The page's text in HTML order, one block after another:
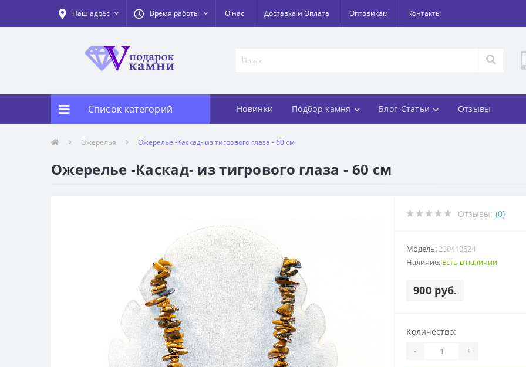
Наш адрес Время работы О нас Доставка и Оплата Оптовикам Контакты
Список категорий Новинки Подбор камня Блог-Статьи Отзывы
Ожерелья Ожерелье -Каскад- из тигрового глаза - 60 см
Ожерелье -Каскад- из тигрового глаза - 60 см
Отзывы: (0)
Модель: 230410524
Наличие: Есть в наличии
900 руб.
Количество:
- +